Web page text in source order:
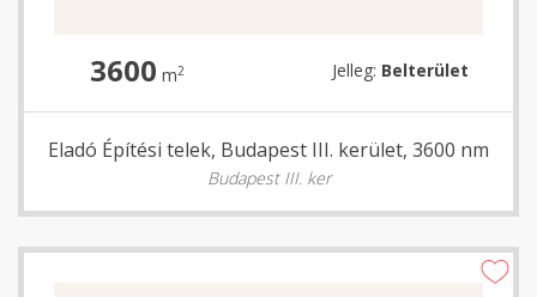
3600 m2 Jelleg: Belterület
Eladó Építési telek, Budapest III. kerület, 3600 nm
Budapest III. ker